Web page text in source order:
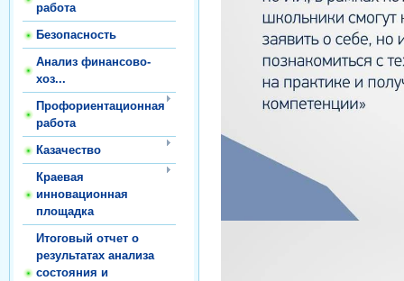
работа
Безопасность
Анализ финансово-
хоз...
Профориентационная
работа
Казачество
Краевая
инновационная
площадка
Итоговый отчет о
результатах анализа
состояния и